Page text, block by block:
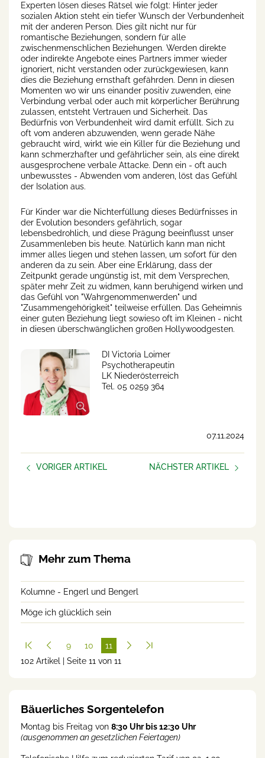
Experten lösen dieses Rätsel wie folgt: Hinter jeder
sozialen Aktion steht ein tiefer Wunsch der Verbundenheit
mit der anderen Person. Dies gilt nicht nur für
romantische Beziehungen, sondern für alle
zwischenmenschlichen Beziehungen. Werden direkte
oder indirekte Angebote eines Partners immer wieder
ignoriert, nicht verstanden oder zurückgewiesen, kann
dies die Beziehung ernsthaft gefährden. Denn in diesen
Momenten wo wir uns einander positiv zuwenden, eine
Verbindung verbal oder auch mit körperlicher Berührung
zulassen, entsteht Vertrauen und Sicherheit. Das
Bedürfnis von Verbundenheit wird damit erfüllt. Sich zu
oft vom anderen abzuwenden, wenn gerade Nähe
gebraucht wird, wirkt wie ein Killer für die Beziehung und
kann schmerzhafter und gefährlicher sein, als eine direkt
ausgesprochene verbale Attacke. Denn ein - oft auch
unbewusstes - Abwenden vom anderen, löst das Gefühl
der Isolation aus.
Für Kinder war die Nichterfüllung dieses Bedürfnisses in
der Evolution besonders gefährlich, sogar
lebensbedrohlich, und diese Prägung beeinflusst unser
Zusammenleben bis heute. Natürlich kann man nicht
immer alles liegen und stehen lassen, um sofort für den
anderen da zu sein. Aber eine Erklärung, dass der
Zeitpunkt gerade ungünstig ist, mit dem Versprechen,
später mehr Zeit zu widmen, kann beruhigend wirken und
das Gefühl von "Wahrgenommenwerden" und
"Zusammengehörigkeit" teilweise erfüllen. Das Geheimnis
einer guten Beziehung liegt sowieso oft im Kleinen - nicht
in diesen überschwänglichen großen Hollywoodgesten.
DI Victoria Loimer
Psychotherapeutin
LK Niederösterreich
Tel. 05 0259 364
07.11.2024
VORIGER ARTIKEL
NÄCHSTER ARTIKEL
Mehr zum Thema
Kolumne - Engerl und Bengerl
Möge ich glücklich sein
9 10
11
(cur
102 Artikel | Seite 11 von 11
Bäuerliches Sorgentelefon
Montag bis Freitag von 8:30 Uhr bis 12:30 Uhr
(ausgenommen an gesetzlichen Feiertagen)